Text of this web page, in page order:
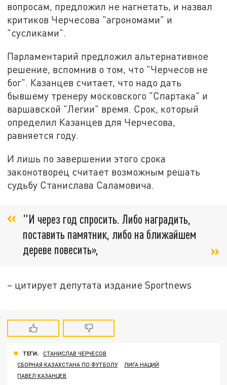
вопросам, предложил не нагнетать, и назвал
критиков Черчесова "агрономами" и
"сусликами".
Парламентарий предложил альтернативное
решение, вспомнив о том, что "Черчесов не
бог". Казанцев считает, что надо дать
бывшему тренеру московского "Спартака" и
варшавской "Легии" время. Срок, который
определил Казанцев для Черчесова,
равняется году.
И лишь по завершении этого срока
законотворец считает возможным решать
судьбу Станислава Саламовича.
"И через год спросить. Либо наградить,
поставить памятник, либо на ближайшем
дереве повесить»,
– цитирует депутата издание Sportnews
ТЕГИ:
СТАНИСЛАВ ЧЕРЧЕСОВ
СБОРНАЯ КАЗАХСТАНА ПО ФУТБОЛУ
ЛИГА НАЦИЙ
ПАВЕЛ КАЗАНЦЕВ